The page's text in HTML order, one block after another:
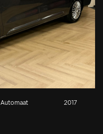
Automaat 2017